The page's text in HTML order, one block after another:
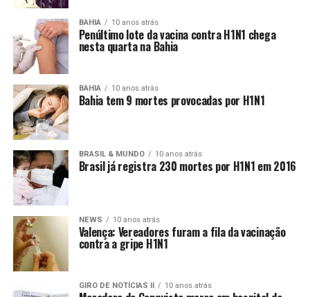
BAHIA 10 anos atrás
Penúltimo lote da vacina contra H1N1 chega
nesta quarta na Bahia
BAHIA 10 anos atrás
Bahia tem 9 mortes provocadas por H1N1
BRASIL & MUNDO 10 anos atrás
Brasil já registra 230 mortes por H1N1 em 2016
NEWS 10 anos atrás
Valença: Vereadores furam a fila da vacinação
contra a gripe H1N1
GIRO DE NOTÍCIAS II 10 anos atrás